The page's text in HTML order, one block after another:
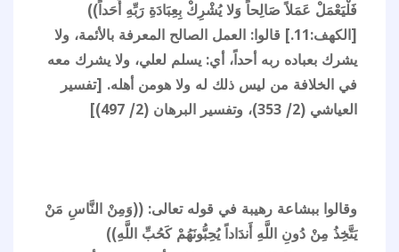
فَلْيَعْمَلْ عَمَلاً صَالِحاً وَلا يُشْرِكْ بِعِبَادَةِ رَبِّهِ أَحَداً))
[الكهف:11.] قالوا: العمل الصالح المعرفة بالأئمة، ولا
يشرك بعباده ربه أحداً، أي: يسلم لعلي، ولا يشرك معه
في الخلافة من ليس ذلك له ولا هومن أهله. [تفسير
العياشي (2/ 353)، وتفسير البرهان (2/ 497)]
وقالوا ببشاعة رهيبة في قوله تعالى: ((وَمِنْ النَّاسِ مَنْ
يَتَّخِذُ مِنْ دُونِ اللَّهِ أَندَاداً يُحِبُّونَهُمْ كَحُبِّ اللَّهِ))